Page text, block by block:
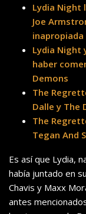
Lydia Night
Joe
inapropiada
Lydia Night
haber
Demons
The
Dalle y The
The
Tegan And
Es así que Lydia,
había juntado en
Chavis y Maxx
antes